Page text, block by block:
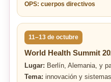
OPS: cuerpos directivos
11–13 de octubre
World Health Summit
Lugar: Berlín, Alemania, y
Tema: innovación y